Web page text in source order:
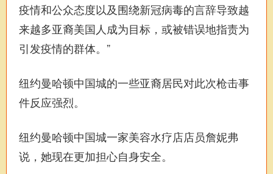
疫情和公众态度以及围绕新冠病毒的言辞导致越
来越多亚裔美国人成为目标，或被错误地指责为
引发疫情的群体。”
纽约曼哈顿中国城的一些亚裔居民对此次枪击事
件反应强烈。
纽约曼哈顿中国城一家美容水疗店店员詹妮弗
说，她现在更加担心自身安全。